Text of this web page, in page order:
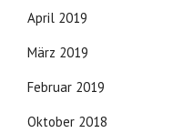
April 2019
März 2019
Februar 2019
Oktober 2018